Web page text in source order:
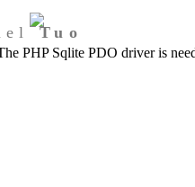
PHP Sqlite PDO driver is
Tuo